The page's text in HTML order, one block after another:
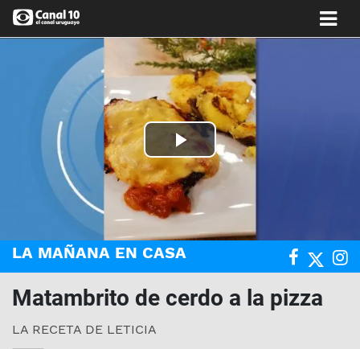
Play
Video
LA MAÑANA EN CASA
Matambrito de cerdo a la pizza
LA RECETA DE LETICIA